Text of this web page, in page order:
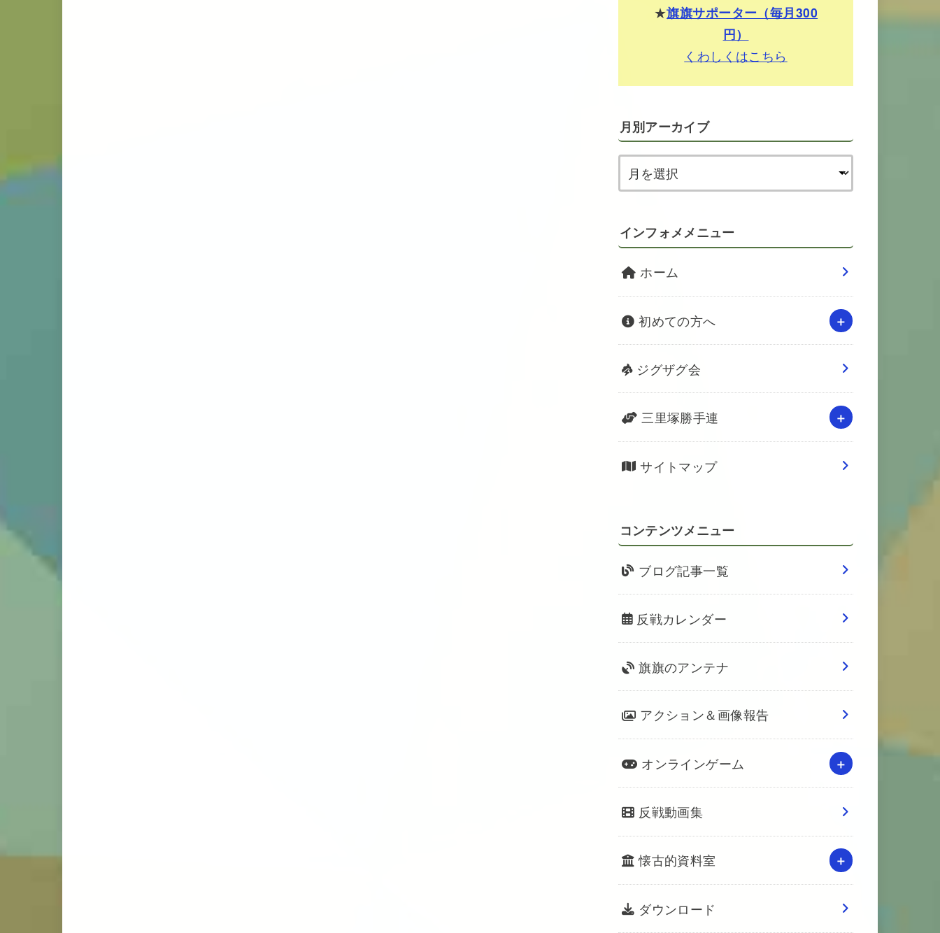
★旗旗サポーター（毎月300
円）
くわしくはこちら
月別アーカイブ
インフォメメニュー
ホーム
初めての方へ
ジグザグ会
三里塚勝手連
サイトマップ
コンテンツメニュー
ブログ記事一覧
反戦カレンダー
旗旗のアンテナ
アクション＆画像報告
オンラインゲーム
反戦動画集
懐古的資料室
ダウンロード